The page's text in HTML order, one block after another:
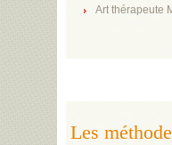
Art thérapeute
Les